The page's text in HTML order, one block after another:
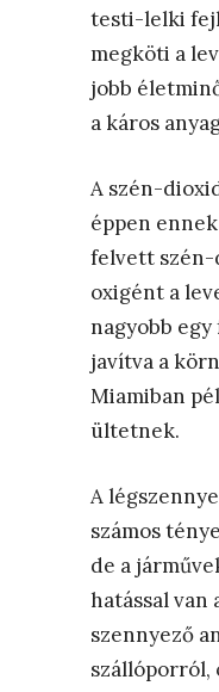
testi-lelki
megköti a
jobb
a káros
A szén-
éppen
felvett szén-
oxigént a
nagyobb
javítva a
Miamiban
ültetnek.
A
számos
de a
hatással van
szennyező
szállóporról,